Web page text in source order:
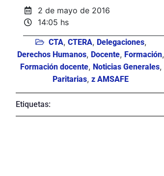
2 de mayo de 2016
14:05 hs
CTA, CTERA, Delegaciones,
Derechos Humanos, Docente, Formación,
Formación docente, Noticias Generales,
Paritarias, z AMSAFE
Etiquetas: